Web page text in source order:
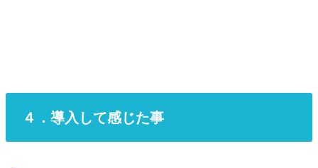
４．導入して感じた事